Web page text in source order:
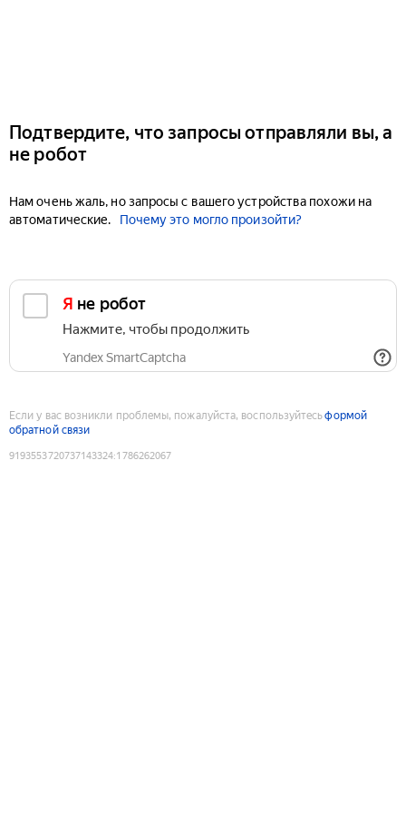
Подтвердите, что запросы отправляли вы, а
не робот
Нам очень жаль, но запросы с вашего устройства похожи на
автоматические.
Почему это могло произойти?
Я не робот
Нажмите, чтобы продолжить
Yandex SmartCaptcha
Если у вас возникли проблемы, пожалуйста, воспользуйтесьформой
обратной связи
9193553720737143324:1786262067